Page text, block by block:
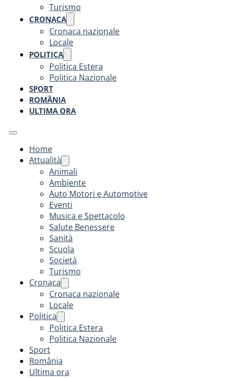
Turismo
CRONACA
Cronaca nazionale
Locale
POLITICA
Politica Estera
Politica Nazionale
SPORT
ROMÂNIA
ULTIMA ORA
Home
Attualità
Animali
Ambiente
Auto Motori e Automotive
Eventi
Musica e Spettacolo
Salute Benessere
Sanità
Scuola
Società
Turismo
Cronaca
Cronaca nazionale
Locale
Politica
Politica Estera
Politica Nazionale
Sport
România
Ultima ora